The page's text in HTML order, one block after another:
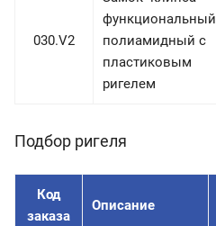
030.V2
функциональный
полиамидный с
пластиковым
ригелем
Подбор ригеля
Код
заказа
Описание